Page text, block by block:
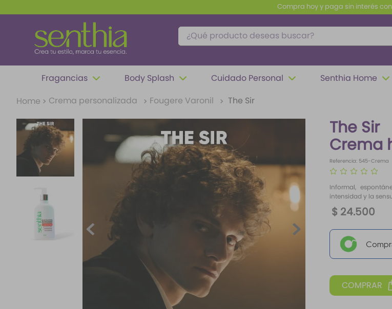
Envío gratis a partir de
¿Qué producto deseas buscar?
Fragancias Body Splash Cuidado Personal Senthia Home
Crema personalizada
Fougere Varonil The Sir
The Sir
Crema
Referencia: 545-Crema
Informal,
intensidad y la
$ 24.500
TÉRMINOS MÁS BUSCADOS
1.
perfume
2.
carolina herrera
3.
splash
mantequilla
fragancias
feromonas
9
difusor
santal 33